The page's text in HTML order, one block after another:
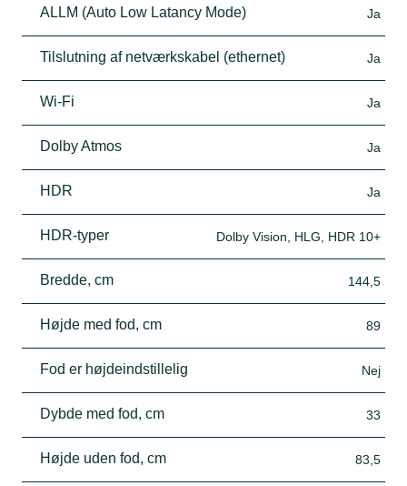
ALLM (Auto Low Latancy Mode) Ja
Tilslutning af netværkskabel (ethernet) Ja
Wi-Fi Ja
Dolby Atmos Ja
HDR Ja
HDR-typer Dolby Vision, HLG, HDR 10+
Bredde, cm 144,5
Højde med fod, cm 89
Fod er højdeindstillelig Nej
Dybde med fod, cm 33
Højde uden fod, cm 83,5